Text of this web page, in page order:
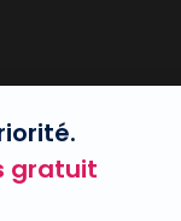
gratuit